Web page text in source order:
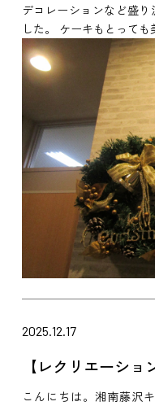
デコレーションなど盛
した。 ケーキもとっても
2025.12.17
【レクリエーシ
こんにちは。湘南藤沢